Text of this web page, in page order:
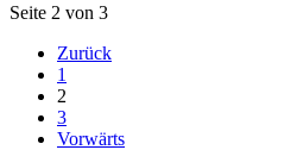
Seite 2 von 3
Zurück
1
2
3
Vorwärts